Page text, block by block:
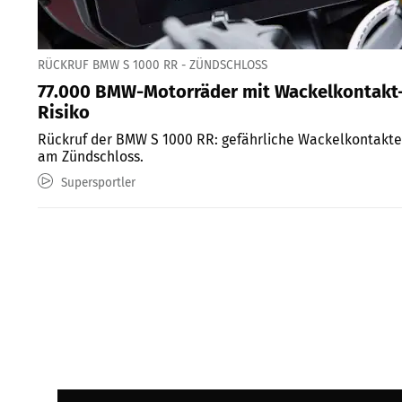
RÜCKRUF BMW S 1000 RR - ZÜNDSCHLOSS
77.000 BMW-Motorräder mit
Risiko
Rückruf der BMW S 1000 RR: gefährliche Wackelkontakte
am Zündschloss.
Supersportler